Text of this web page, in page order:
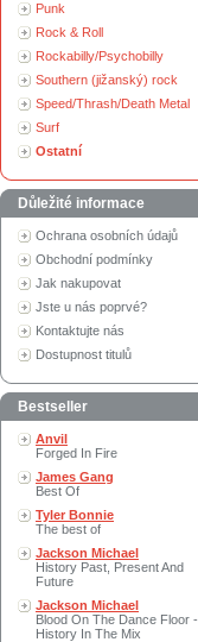
Punk
Rock & Roll
Rockabilly/Psychobilly
Southern (jižanský) rock
Speed/Thrash/Death Metal
Surf
Ostatní
Důležité informace
Ochrana osobních údajů
Obchodní podmínky
Jak nakupovat
Jste u nás poprvé?
Kontaktujte nás
Dostupnost titulů
Bestseller
Anvil
Forged In Fire
James Gang
Best Of
Tyler Bonnie
The best of
Jackson Michael
History Past, Present And
Future
Jackson Michael
Blood On The Dance Floor -
History In The Mix